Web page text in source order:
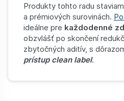
Produkty tohto radu
a prémiových surovinách.
ideálne pre každodenné
obzvlášť po skončení
zbytočných aditív, s
prístup clean label.